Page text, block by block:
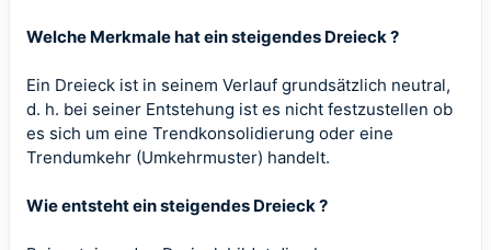
Welche Merkmale hat ein steigendes Dreieck ?
Ein Dreieck ist in seinem Verlauf grundsätzlich neutral,
d. h. bei seiner Entstehung ist es nicht festzustellen ob
es sich um eine Trendkonsolidierung oder eine
Trendumkehr (Umkehrmuster) handelt.
Wie entsteht ein steigendes Dreieck ?